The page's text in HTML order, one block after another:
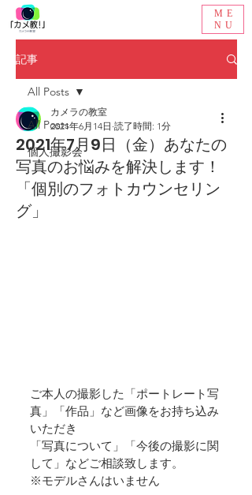
ME
NU
記事
All Posts
個人撮影会
All Posts
2021年7月9日（金）あなたの
写真のお悩みを解決します！
「個別のフォトカウンセリン
グ」
カメラの教室
2021年6月14日 読了時間: 1分
ご本人の撮影した「ポートレート写
真」「作品」など画像をお持ち込み
いただき
「写真について」「今後の撮影に関
して」などご相談致します。
※モデルさんはいません